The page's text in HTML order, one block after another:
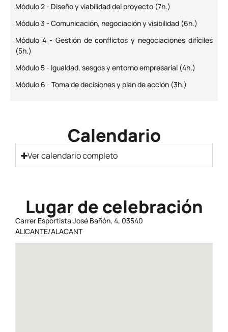
Módulo 2 - Diseño y viabilidad del proyecto (7h.)
Módulo 3 - Comunicación, negociación y visibilidad (6h.)
Módulo 4 - Gestión de conflictos y negociaciones difíciles
(5h.)
Módulo 5 - Igualdad, sesgos y entorno empresarial (4h.)
Módulo 6 - Toma de decisiones y plan de acción (3h.)
Calendario
Ver calendario completo
Lugar de celebración
Carrer Esportista José Bañón, 4, 03540
ALICANTE/ALACANT